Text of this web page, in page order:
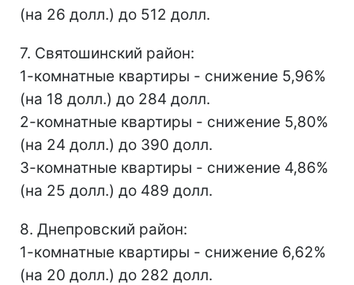
(на 26 долл.) до 512 долл.
7. Святошинский район:
1-комнатные квартиры - снижение 5,96%
(на 18 долл.) до 284 долл.
2-комнатные квартиры - снижение 5,80%
(на 24 долл.) до 390 долл.
3-комнатные квартиры - снижение 4,86%
(на 25 долл.) до 489 долл.
8. Днепровский район:
1-комнатные квартиры - снижение 6,62%
(на 20 долл.) до 282 долл.